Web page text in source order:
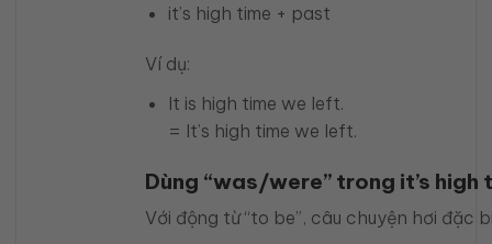
it’s high time + past
Ví dụ:
It is high time we left.
= It’s high time we left.
Dùng “was/were” trong it’s
Với động từ “to be”, câu chuyện hơi đặc